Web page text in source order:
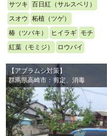
サツキ 百日紅（サルスベリ）
スオウ
柘植（ツゲ）
椿（ツバキ）
ヒイラギ モチ
紅葉（モミジ）
ロウバイ
【アブラムシ対策】
群馬県高崎市：剪定、消毒